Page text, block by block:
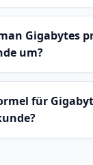
Gigabytes
um?
für